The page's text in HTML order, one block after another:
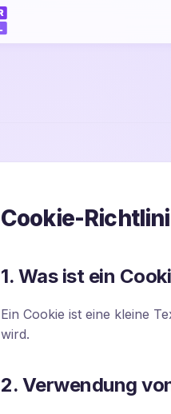
Cookie-
1. Was ist ein
Ein Cookie ist eine kleine
wird.
2. Verwendung